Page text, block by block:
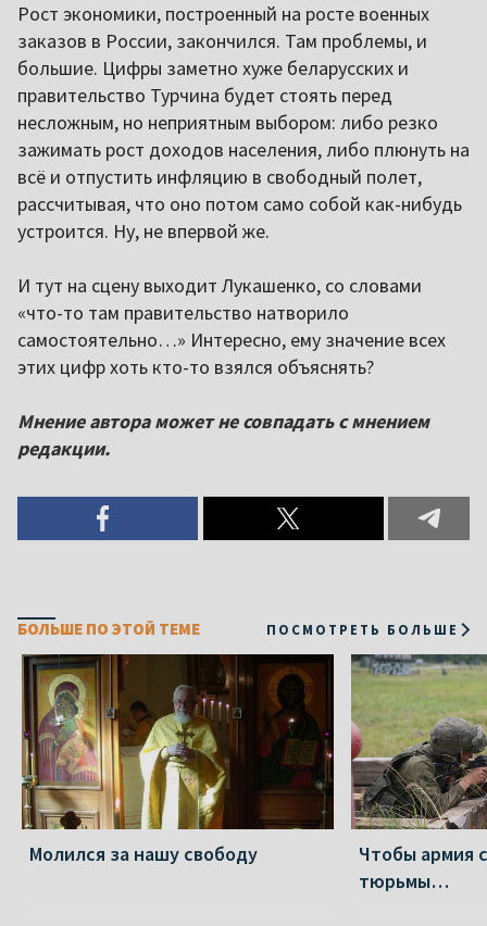
Рост экономики, построенный на росте военных
заказов в России, закончился. Там проблемы, и
большие. Цифры заметно хуже беларусских и
правительство Турчина будет стоять перед
несложным, но неприятным выбором: либо резко
зажимать рост доходов населения, либо плюнуть на
всё и отпустить инфляцию в свободный полет,
рассчитывая, что оно потом само собой как-нибудь
устроится. Ну, не впервой же.
И тут на сцену выходит Лукашенко, со словами
«что-то там правительство натворило
самостоятельно…» Интересно, ему значение всех
этих цифр хоть кто-то взялся объяснять?
Мнение автора может не совпадать с мнением
редакции.
БОЛЬШЕ ПО ЭТОЙ ТЕМЕ ПОСМОТРЕТЬ БОЛЬШЕ
Молился за нашу свободу
Чтобы армия
тюрьмы…